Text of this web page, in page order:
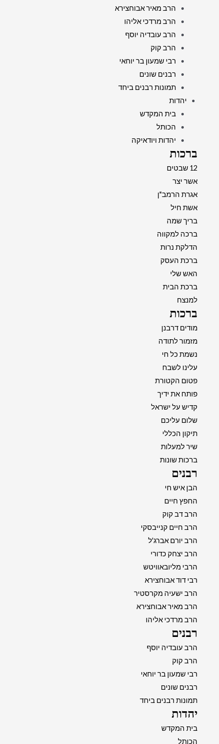
הרב מאיר אבוחצירא
הרב מרדכי אליהו
הרב עובדיה יוסף
הרב קוק
רבי שמעון בר יוחאי
רבנים שונים
תמונות רבנים ביחד
יהדות
בית המקדש
הכותל
יהדות ויודאיקה
ברכות
12 שבטים
אשר יצר
אגרת הרמב"ן
אשת חיל
בריך שמה
ברכה למקווה
הדלקת נרות
ברכת העסק
האש שלי
ברכת הבית
למנצח
ברכות
מודים דרבנן
מזמור לתודה
נשמת כל חי
עלינו לשבח
פטום הקטורת
פותח את ידיך
קדיש על ישראל
שלום עליכם
תיקון הכללי
שיר למעלות
ברכות שונות
רבנים
הבן איש חי
החפץ חיים
הרב דב קוק
הרב חיים קנייבסקי
הרב יורם אברג'ל
הרב יצחק כדורי
הרבי מליובאוויטש
רבי דוד אבוחצירא
הרב ישעיה מקרסטיר
הרב מאיר אבוחצירא
הרב מרדכי אליהו
רבנים
הרב עובדיה יוסף
הרב קוק
רבי שמעון בר יוחאי
רבנים שונים
תמונות רבנים ביחד
יהדות
בית המקדש
הכותל